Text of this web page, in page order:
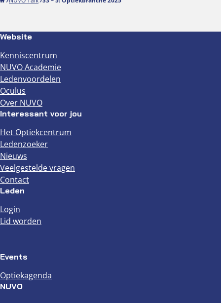
Optiekcentrum
Website
Kenniscentrum
NUVO Academie
Ledenvoordelen
Oculus
Over NUVO
Interessant voor jou
Het Optiekcentrum
Ledenzoeker
Nieuws
Veelgestelde vragen
Contact
Leden
Login
Lid worden
Events
Optiekagenda
NUVO